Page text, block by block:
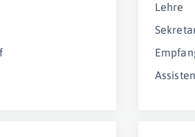
Lehre